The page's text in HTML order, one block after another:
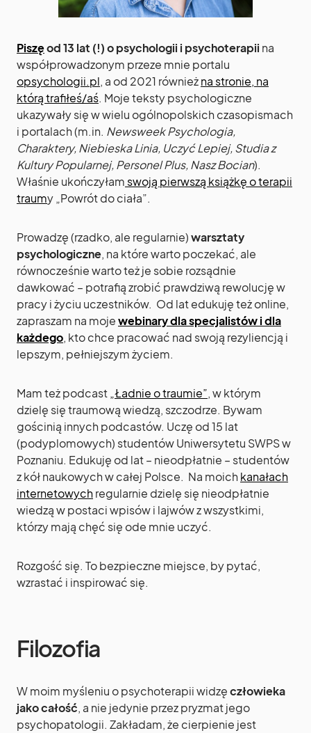
Piszęod 13 lat (!) o psychologii i psychoterapii na
współprowadzonym przeze mnie portalu
opsychologii.pl, a od 2021 równieżna stronie, na
którą trafiłeś/aś. Moje teksty psychologiczne
ukazywały się w wielu ogólnopolskich czasopismach
i portalach (m.in. Newsweek Psychologia,
Charaktery, Niebieska Linia, Uczyć Lepiej, Studia z
Kultury Popularnej, Personel Plus, Nasz Bocian).
Właśnie ukończyłamswoją pierwszą książkę o terapii
traumy „Powrót do ciała”.
Prowadzę (rzadko, ale regularnie)warsztaty
psychologiczne, na które warto poczekać, ale
równocześnie warto też je sobie rozsądnie
dawkować – potrafią zrobić prawdziwą rewolucję w
pracy i życiu uczestników. Od lat edukuję też online,
zapraszam na mojewebinary dla specjalistów i dla
każdego, kto chce pracować nad swoją rezyliencją i
lepszym, pełniejszym życiem.
Mam też podcast„Ładnie o traumie”, w którym
dzielę się traumową wiedzą, szczodrze. Bywam
gościnią innych podcastów. Uczę od 15 lat
(podyplomowych) studentów Uniwersytetu SWPS w
Poznaniu. Edukuję od lat – nieodpłatnie – studentów
z kół naukowych w całej Polsce. Na moich kanałach
internetowychregularnie dzielę się nieodpłatnie
wiedzą w postaci wpisów i lajwów z wszystkimi,
którzy mają chęć się ode mnie uczyć.
Rozgość się. To bezpieczne miejsce, by pytać,
wzrastać i inspirować się.
Filozofia
W moim myśleniu o psychoterapii widzęczłowieka
jako całość, a nie jedynie przez pryzmat jego
psychopatologii. Zakładam, że cierpienie jest